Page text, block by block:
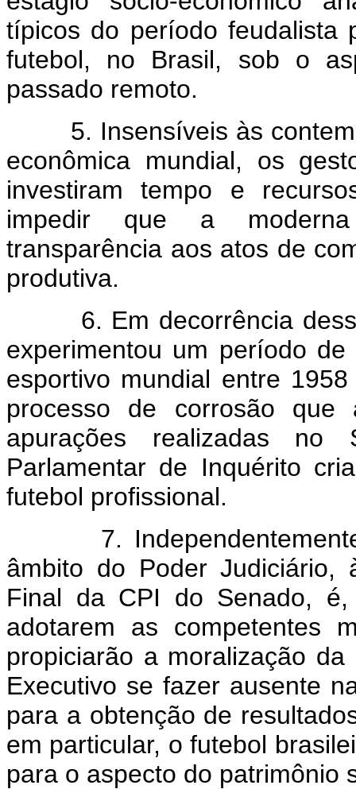
típicos do período feudalista
futebol, no Brasil, sob o
passado remoto.
5. Insensíveis às
econômica mundial, os
investiram tempo e
impedir que a moderna
transparência aos atos de
produtiva.
6. Em decorrência
experimentou um período
esportivo mundial entre
processo de corrosão
apurações realizadas no
Parlamentar de Inquérito
futebol profissional.
7. Independentemente
âmbito do Poder Judiciário,
Final da CPI do Senado,
adotarem as competentes
propiciarão a moralização
Executivo se fazer ausente
para a obtenção de
em particular, o futebol
para o aspecto do patrimônio